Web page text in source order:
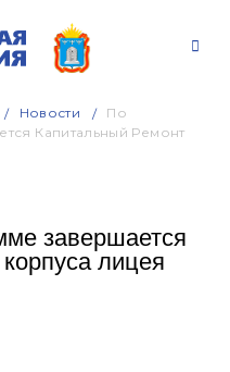
Новости
По
Капитальный Ремонт
завершается
лицея